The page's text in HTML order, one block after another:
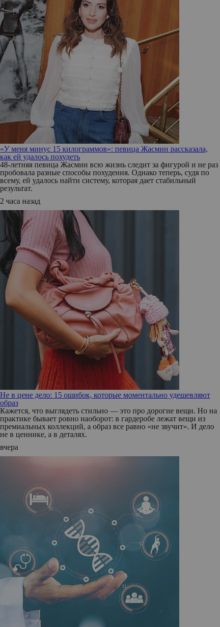
«У меня минус 15 килограммов»: певица Жасмин рассказала,
как ей удалось похудеть
48-летняя певица Жасмин всю жизнь следит за фигурой и не раз
пробовала разные способы похудения. Однако теперь, судя по
всему, ей удалось найти систему, которая дает стабильный
результат.
2 часа назад
Не в цене дело: 15 ошибок, которые моментально удешевляют
образ
Кажется, что выглядеть стильно — это про дорогие вещи. Но на
практике бывает ровно наоборот: в гардеробе лежат вещи из
премиальных коллекций, а образ все равно «не звучит». И дело
не в ценнике, а в деталях.
вчера